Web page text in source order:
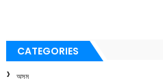
CATEGORIES
অসম